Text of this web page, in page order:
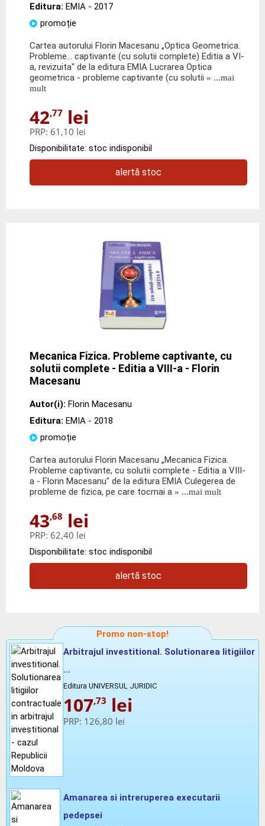
Editura: EMIA - 2017
promoție
Cartea autorului Florin Macesanu „Optica Geometrica.
Probleme... captivante (cu solutii complete) Editia a VI-
a, revizuita" de la editura EMIA Lucrarea Optica
geometrica - probleme captivante (cu solutii » ...mai
mult
42,77 lei
PRP: 61,10 lei
Disponibilitate: stoc indisponibil
alertă stoc
Mecanica Fizica. Probleme captivante, cu
solutii complete - Editia a VIII-a - Florin
Macesanu
Autor(i): Florin Macesanu
Editura: EMIA - 2018
promoție
Cartea autorului Florin Macesanu „Mecanica Fizica.
Probleme captivante, cu solutii complete - Editia a VIII-
a - Florin Macesanu" de la editura EMIA Culegerea de
probleme de fizica, pe care tocmai a » ...mai mult
43,68 lei
PRP: 62,40 lei
Disponibilitate: stoc indisponibil
alertă stoc
Promo non-stop!
Arbitrajul investitional. Solutionarea litigiilor
...
Editura UNIVERSUL JURIDIC
107,73 lei
PRP: 126,80 lei
Amanarea si intreruperea executarii
pedepsei